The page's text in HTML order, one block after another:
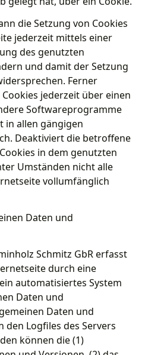
die Setzung von Cookies
jederzeit mittels einer
des genutzten
und damit der Setzung
Ferner
jederzeit über einen
Softwareprogramme
in allen gängigen
Deaktiviert die betroffene
in dem genutzten
Umständen nicht alle
vollumfänglich
Daten und
Schmitz GbR erfasst
durch eine
automatisiertes System
Daten und
Daten und
Logfiles des Servers
können die (1)